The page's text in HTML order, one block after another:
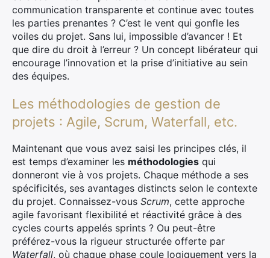
communication transparente et continue avec toutes
les parties prenantes ? C’est le vent qui gonfle les
voiles du projet. Sans lui, impossible d’avancer ! Et
que dire du droit à l’erreur ? Un concept libérateur qui
encourage l’innovation et la prise d’initiative au sein
des équipes.
Les méthodologies de gestion de
projets : Agile, Scrum, Waterfall, etc.
Maintenant que vous avez saisi les principes clés, il
est temps d’examiner les méthodologies qui
donneront vie à vos projets. Chaque méthode a ses
spécificités, ses avantages distincts selon le contexte
du projet. Connaissez-vous Scrum, cette approche
agile favorisant flexibilité et réactivité grâce à des
cycles courts appelés sprints ? Ou peut-être
préférez-vous la rigueur structurée offerte par
Waterfall, où chaque phase coule logiquement vers la